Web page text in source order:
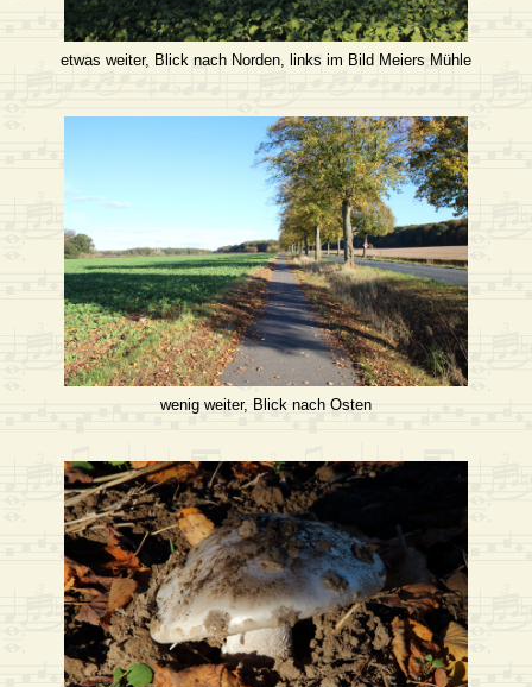
etwas weiter, Blick nach Norden, links im Bild Meiers Mühle
wenig weiter, Blick nach Osten